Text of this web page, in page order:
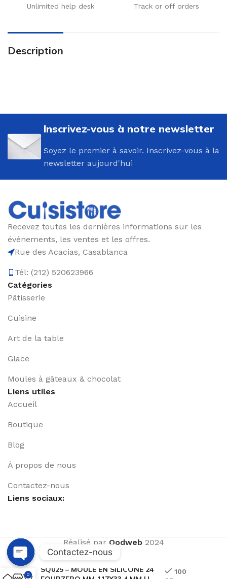
Unlimited help desk Track or off orders
Description
Inscrivez-vous à notre newsletter
Soyez le premier à savoir. Inscrivez-vous à la
newsletter aujourd'hui
Recevez toutes les dernières informations sur les
événements, les ventes et les offres.
Rue des Acacias, Casablanca
Tél: (212) 520623966
Catégories
Pâtisserie
Cuisine
Art de la table
Glace
Moules à gâteaux & chocolat
Liens utiles
Accueil
Boutique
Blog
À propos de nous
Contactez-nous
Liens sociaux:
Réalisé par Qodweb2024
SQ025 – MOULE EN SILICONE 24
100
0
Contactez-nous
Open